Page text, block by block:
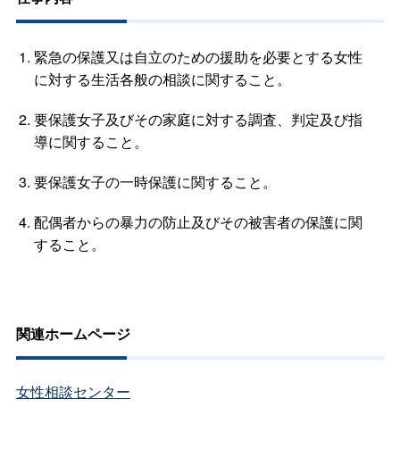
緊急の保護又は自立のための援助を必要とする女性
に対する生活各般の相談に関すること。
要保護女子及びその家庭に対する調査、判定及び指
導に関すること。
要保護女子の一時保護に関すること。
配偶者からの暴力の防止及びその被害者の保護に関
すること。
関連ホームページ
女性相談センター